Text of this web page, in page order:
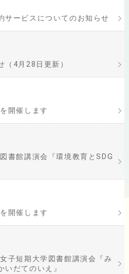
サービスについてのお知らせ
（4月28日更新）
開催します
書館講演会『環境教育とSDG
開催します
子短期大学図書館講演会『み
いだてのいえ』